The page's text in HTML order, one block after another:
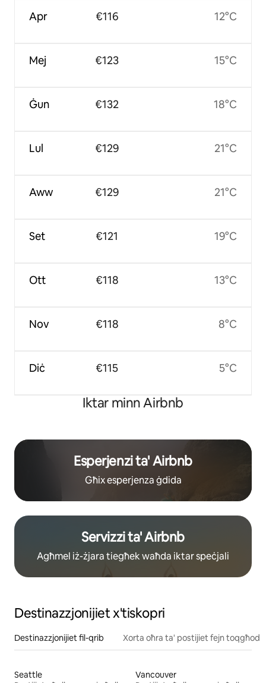
Apr
Mej
Ġun
Lul
Aww
Set
Ott
Nov
Diċ
€116
€123
€132
€129
€129
€121
€118
€118
€115
12°C
15°C
18°C
21°C
21°C
19°C
13°C
8°C
5°C
Iktar minn Airbnb
Esperjenzi ta' Airbnb
Għix esperjenza ġdida
Servizzi ta' Airbnb
Agħmel iż-żjara tiegħek waħda iktar speċjali
Destinazzjonijiet x'tiskopri
Destinazzjonijiet fil-qrib Xorta oħra ta' postijiet fejn toqgħod
Seattle
Vancouver